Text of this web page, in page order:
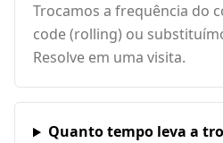
Trocamos a frequência do
code (rolling) ou
Resolve em uma visita.
Quanto tempo leva a